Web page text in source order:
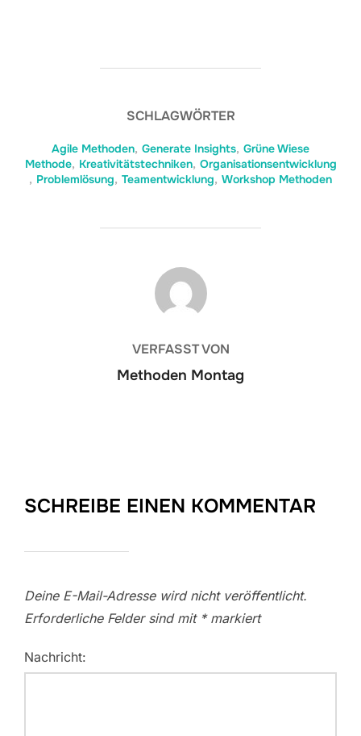
SCHLAGWÖRTER
Agile Methoden, Generate Insights, Grüne Wiese
Methode, Kreativitätstechniken, Organisationsentwicklung
, Problemlösung, Teamentwicklung, Workshop Methoden
BEITRAGSAUTOR
VERFASST VON
Methoden Montag
SCHREIBE EINEN KOMMENTAR
Deine E-Mail-Adresse wird nicht veröffentlicht.
Erforderliche Felder sind mit *markiert
Nachricht: